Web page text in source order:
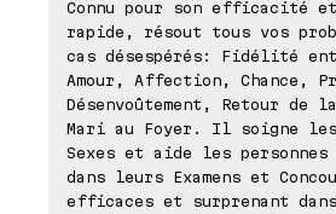
Connu pour son efficacité
rapide, résout tous vos
cas désespérés: Fidélité
Amour, Affection, Chance,
Désenvoûtement, Retour de
Mari au Foyer. Il soigne les
Sexes et aide les
dans leurs Examens et
efficaces et surprenant dans